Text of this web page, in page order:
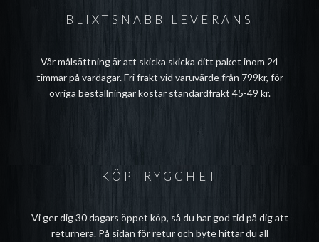
BLIXTSNABB LEVERANS
Vår målsättning är att skicka skicka ditt paket inom 24
timmar på vardagar. Fri frakt vid varuvärde från 799kr, för
övriga beställningar kostar standardfrakt 45-49 kr.
KÖPTRYGGHET
Vi ger dig 30 dagars öppet köp, så du har god tid på dig att
returnera. På sidan förretur och bytehittar du all